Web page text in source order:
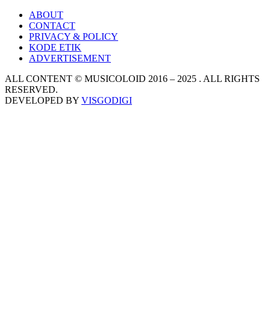
ABOUT
CONTACT
PRIVACY & POLICY
KODE ETIK
ADVERTISEMENT
ALL CONTENT © MUSICOLOID 2016 – 2025 . ALL RIGHTS
RESERVED.
DEVELOPED BY VISGODIGI